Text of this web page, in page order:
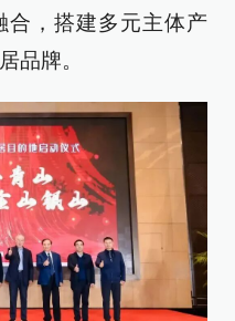
合，搭建多元主体产
品牌。